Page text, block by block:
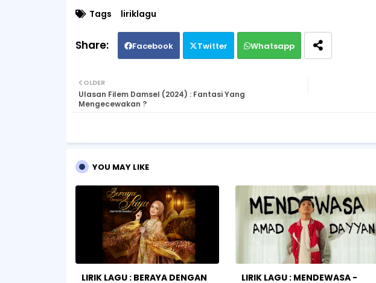
Tags liriklagu
Facebook Twitter Whatsapp
OLDER
Ulasan Filem Damsel (2024) : Fantasi Yang
Mengecewakan ?
YOU MAY LIKE
LIRIK LAGU : BERAYA DENGAN
LIRIK LAGU : MENDEWASA -